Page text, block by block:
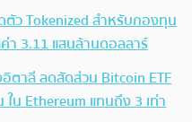
ตัว Tokenized สำหรับกองทุน
า 3.11 แสนล้านดอลลาร์
ตาลี ลดสัดส่วน Bitcoin ETF
น Ethereum แทนถึง 3 เท่า